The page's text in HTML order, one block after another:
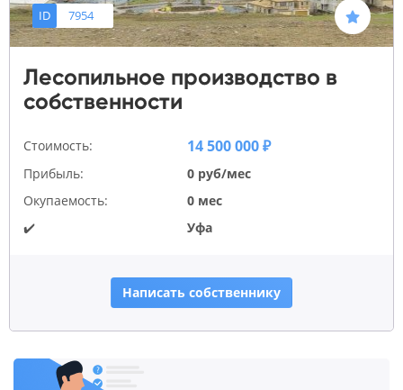
ID 7954
Лесопильное производство в
собственности
Стоимость: 14 500 000 ₽
Прибыль:
0 руб/мес
Окупаемость:
0 мес
✔️
Уфа
Написать собственнику